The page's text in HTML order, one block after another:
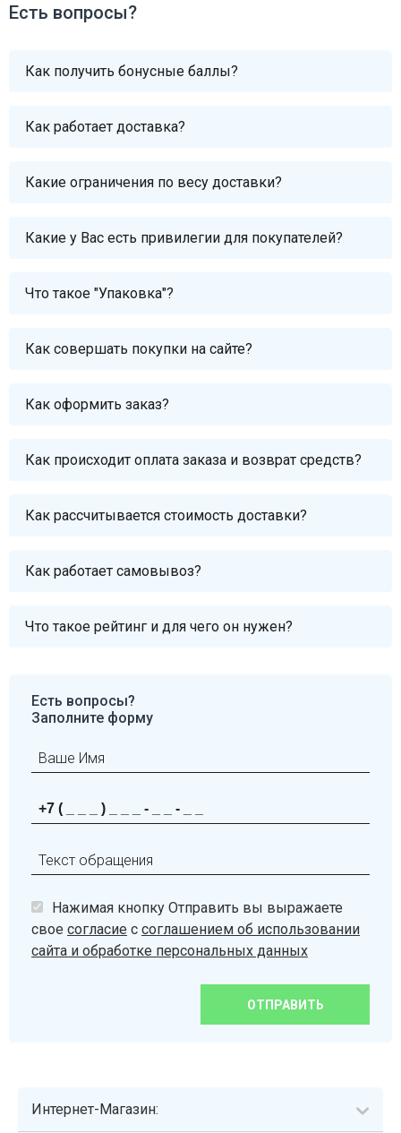
Есть вопросы?
Как получить бонусные баллы?
Как работает доставка?
Какие ограничения по весу доставки?
Какие у Вас есть привилегии для покупателей?
Что такое "Упаковка"?
Как совершать покупки на сайте?
Как оформить заказ?
Как происходит оплата заказа и возврат средств?
Как рассчитывается стоимость доставки?
Как работает самовывоз?
Что такое рейтинг и для чего он нужен?
Есть вопросы?
Заполните форму
Нажимая кнопку Отправить вы выражаете
свое согласие с соглашением об использовании
сайта и обработке персональных данных
ОТПРАВИТЬ
Интернет-Магазин: